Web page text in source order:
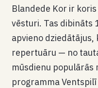
Blandede Kor ir
vēsturi. Tas dibināts
apvieno
repertuāru — no
mūsdienu populārās
programma